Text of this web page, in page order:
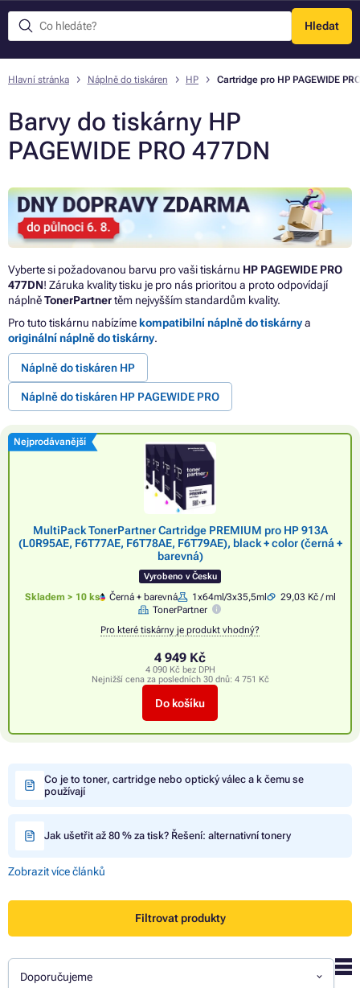
Hledat
Menu
Hlavní stránka Náplně do tiskáren HP Cartridge pro HP PAGEWIDE
Barvy do tiskárny HP
PAGEWIDE PRO 477DN
Vyberte si požadovanou barvu pro vaši tiskárnu HP PAGEWIDE PRO
477DN! Záruka kvality tisku je pro nás prioritou a proto odpovídají
náplněTonerPartnertěm nejvyšším standardům kvality.
Pro tuto tiskárnu nabízíme kompatibilní náplně do tiskárnya
originální náplně do tiskárny.
Náplně do tiskáren HP
Náplně do tiskáren HP PAGEWIDE PRO
Nejprodávanější
MultiPack TonerPartner Cartridge PREMIUM pro HP 913A
(L0R95AE, F6T77AE, F6T78AE, F6T79AE), black + color (černá +
barevná)
Vyrobeno v Česku
Skladem > 10 ks Černá + barevná 1x64ml/3x35,5ml
29,03 Kč / ml
TonerPartner
Pro které tiskárny je produkt vhodný?
4 949 Kč
4 090 Kč bez DPH
Nejnižší cena za posledních 30 dnů: 4 751 Kč
Do košíku
Co je to toner, cartridge nebo optický válec a k čemu se
používají
Jak ušetřit až 80 % za tisk? Řešení: alternativní tonery
Zobrazit více článků
Filtrovat produkty
Doporučujeme